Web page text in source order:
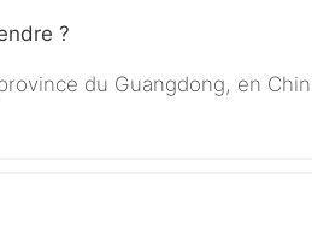
?
du Guangdong, en